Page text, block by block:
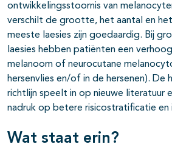
ontwikkelingsstoornis van
verschilt de grootte, het aantal en
meeste laesies zijn goedaardig. Bij
laesies hebben patiënten een
melanoom of neurocutane
hersenvlies en/of in de hersenen). De
richtlijn speelt in op nieuwe literatuur
nadruk op betere risicostratificatie en
Wat staat erin?